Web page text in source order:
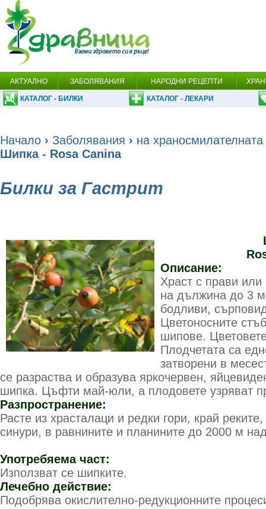
АКТУАЛНО ЗАБОЛЯВАНИЯ НАРОДНИ РЕЦЕПТИ
КАТАЛОГ - БИЛКИ КАТАЛОГ - ЛЕКАРИ
Начало › Заболявания › на
Шипка - Rosa Canina
Билки за Гастрит
Описание:
Храст с прави или
на дължина до 3 м
бодливи,
Цветоносните
шипове.
Плодчетата са
затворени в
се разраства и образува яркочервен,
шипка. Цъфти май-юли, а плодовете узряват
Разпространение:
Расте из храсталаци и редки гори, край
синури, в равнините и планините до 2000 м
Употребяема част:
Използват се шипките.
Лечебно действие:
Подобрява окислително-редукционните